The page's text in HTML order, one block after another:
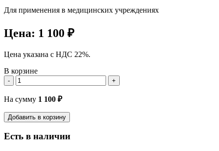
Для применения в медицинских учреждениях
Цена: 1 100 ₽
Цена указана с НДС 22%.
В корзине
- +
На сумму 1 100 ₽
Добавить в корзину
Есть в наличии